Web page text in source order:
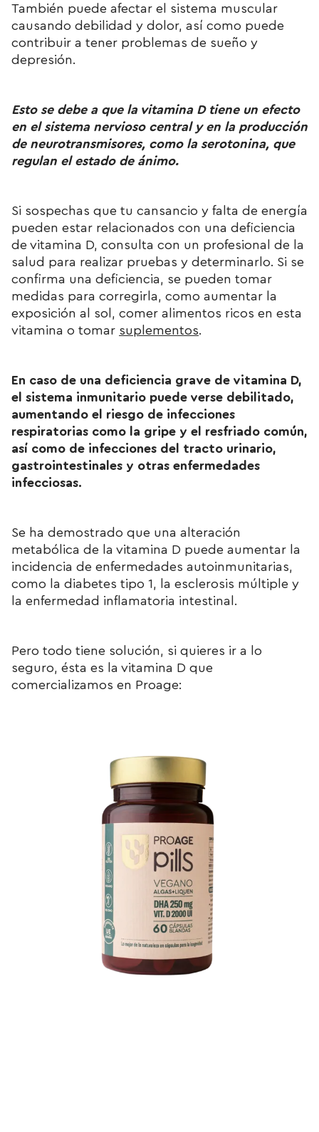
También puede afectar el sistema muscular
causando debilidad y dolor, así como puede
contribuir a tener problemas de sueño y
depresión.
Esto se debe a que la vitamina D tiene un efecto
en el sistema nervioso central y en la producción
de neurotransmisores, como la serotonina, que
regulan el estado de ánimo.
Si sospechas que tu cansancio y falta de energía
pueden estar relacionados con una deficiencia
de vitamina D, consulta con un profesional de la
salud para realizar pruebas y determinarlo. Si se
confirma una deficiencia, se pueden tomar
medidas para corregirla, como aumentar la
exposición al sol, comer alimentos ricos en esta
vitamina o tomar suplementos.
En caso de una deficiencia grave de vitamina D,
el sistema inmunitario puede verse debilitado,
aumentando el riesgo de infecciones
respiratorias como la gripe y el resfriado común,
así como de infecciones del tracto urinario,
gastrointestinales y otras enfermedades
infecciosas.
Se ha demostrado que una alteración
metabólica de la vitamina D puede aumentar la
incidencia de enfermedades autoinmunitarias,
como la diabetes tipo 1, la esclerosis múltiple y
la enfermedad inflamatoria intestinal.
Pero todo tiene solución, si quieres ir a lo
seguro, ésta es la vitamina D que
comercializamos en Proage: